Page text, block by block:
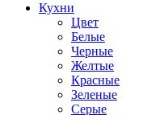
Кухни
Цвет
Белые
Черные
Желтые
Красные
Зеленые
Серые